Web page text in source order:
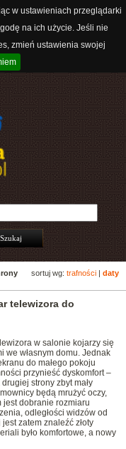
w ustawieniach przeglądarki
na ich użycie. Jeśli nie
zmień ustawienia swojej
sortuj wg: trafności daty
telewizora do
w salonie kojarzy się
we własnym domu. Jednak
do małego pokoju
przynieść dyskomfort –
strony zbyt mały
będą mrużyć oczy,
jest dobranie rozmiaru
odległości widzów od
zatem znaleźć złoty
było komfortowe, a nowy